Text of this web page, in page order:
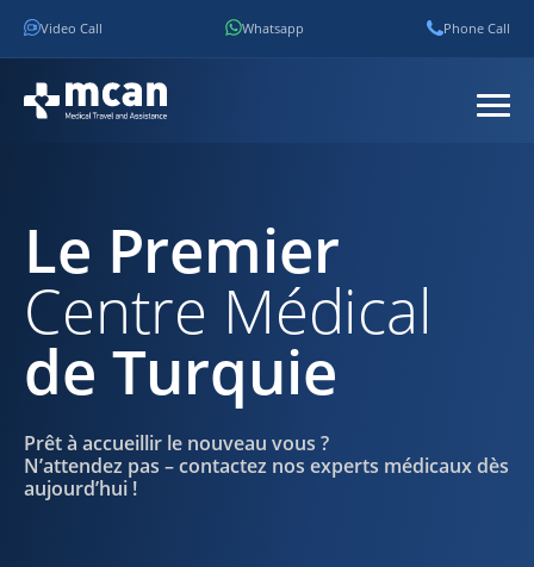
Video Call Whatsapp Phone Call
Le Premier
Centre Médical
de Turquie
Prêt à accueillir le nouveau vous ?
N’attendez pas – contactez nos experts médicaux dès
aujourd’hui !